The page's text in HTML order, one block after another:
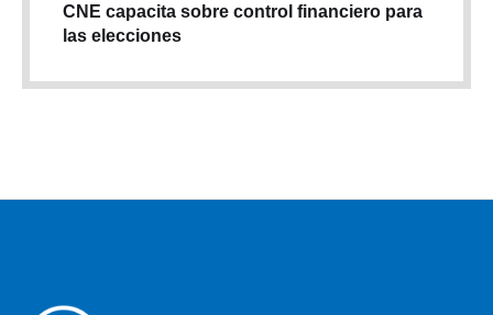
CNE capacita sobre control financiero para
las elecciones